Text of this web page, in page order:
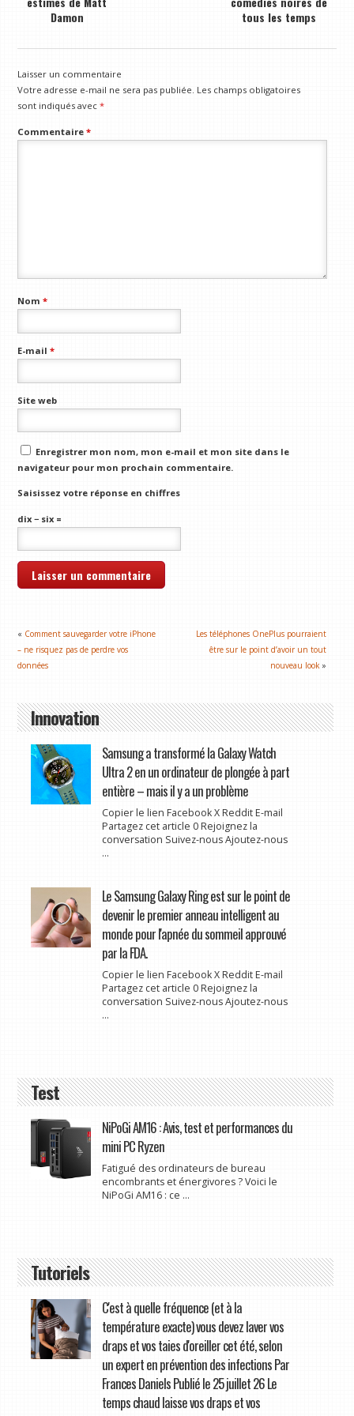
Damon
tous les temps
Laisser un commentaire
Votre adresse e-mail ne sera pas publiée. Les champs obligatoires
sont indiqués avec*
Commentaire*
Nom*
E-mail*
Site web
Enregistrer mon nom, mon e-mail et mon site dans le
navigateur pour mon prochain commentaire.
Saisissez votre réponse en chiffres
dix − six =
« Comment sauvegarder votre iPhone
– ne risquez pas de perdre vos
données
Les téléphones OnePlus pourraient
être sur le point d’avoir un tout
nouveau look»
Innovation
Samsung a transformé la Galaxy Watch
Ultra 2 en un ordinateur de plongée à part
entière – mais il y a un problème
Copier le lien Facebook X Reddit E-mail
Partagez cet article 0 Rejoignez la
conversation Suivez-nous Ajoutez-nous
...
Le Samsung Galaxy Ring est sur le point de
devenir le premier anneau intelligent au
monde pour l'apnée du sommeil approuvé
par la FDA.
Copier le lien Facebook X Reddit E-mail
Partagez cet article 0 Rejoignez la
conversation Suivez-nous Ajoutez-nous
...
Test
NiPoGi AM16 : Avis, test et performances du
mini PC Ryzen
Fatigué des ordinateurs de bureau
encombrants et énergivores ? Voici le
NiPoGi AM16 : ce ...
Tutoriels
C'est à quelle fréquence (et à la
température exacte) vous devez laver vos
draps et vos taies d'oreiller cet été, selon
un expert en prévention des infections Par
Frances Daniels Publié le 25 juillet 26 Le
temps chaud laisse vos draps et vos